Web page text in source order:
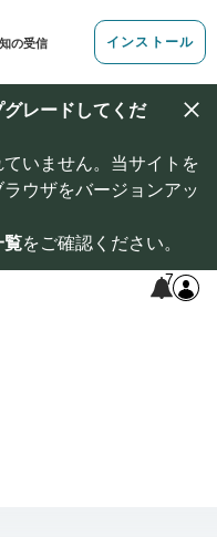
レードしてくだ
いません。当サイトを
ウザをバージョンアッ
覧をご確認ください。
7